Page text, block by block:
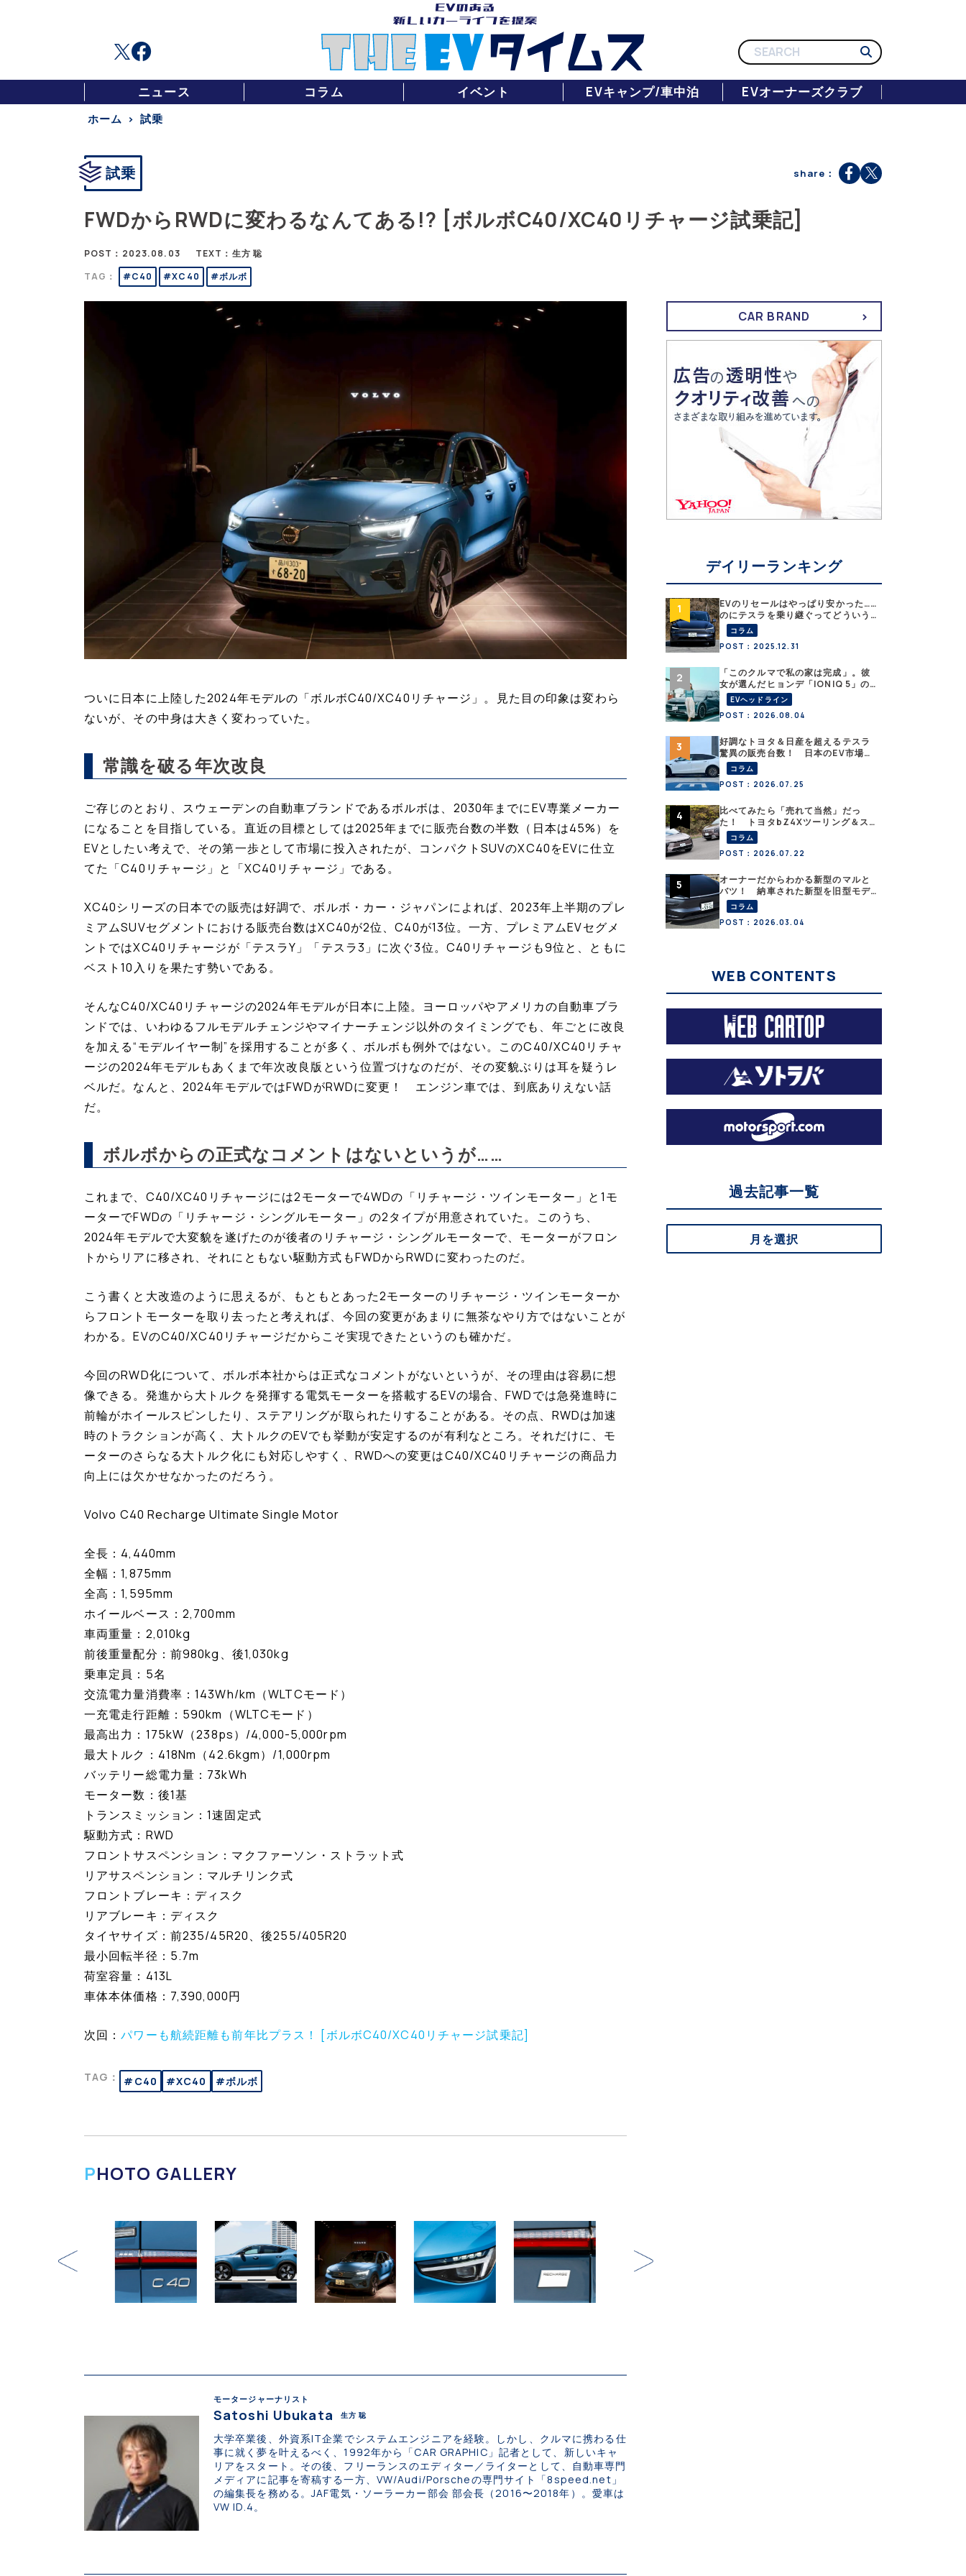
ニュース コラム イベント EVキャンプ/車中泊 EVオーナーズクラブ
ホーム 試乗
試乗 share：
FWDからRWDに変わるなんてある!? [ボルボC40/XC40リチャージ試乗記]
POST：2023.08.03
TEXT：生方 聡
TAG：
#C40 #XC40 #ボルボ
ついに日本に上陸した2024年モデルの「ボルボC40/XC40リチャージ」。見た目の印象は変わら
ないが、その中身は大きく変わっていた。
常識を破る年次改良
ご存じのとおり、スウェーデンの自動車ブランドであるボルボは、2030年までにEV専業メーカー
になることを目指している。直近の目標としては2025年までに販売台数の半数（日本は45%）を
EVとしたい考えで、その第一歩として市場に投入されたが、コンパクトSUVのXC40をEVに仕立
てた「C40リチャージ」と「XC40リチャージ」である。
XC40シリーズの日本での販売は好調で、ボルボ・カー・ジャパンによれば、2023年上半期のプレ
ミアムSUVセグメントにおける販売台数はXC40が2位、C40が13位。一方、プレミアムEVセグメ
ントではXC40リチャージが「テスラY」「テスラ3」に次ぐ3位。C40リチャージも9位と、ともに
ベスト10入りを果たす勢いである。
そんなC40/XC40リチャージの2024年モデルが日本に上陸。ヨーロッパやアメリカの自動車ブラ
ンドでは、いわゆるフルモデルチェンジやマイナーチェンジ以外のタイミングでも、年ごとに改良
を加える“モデルイヤー制”を採用することが多く、ボルボも例外ではない。このC40/XC40リチャ
ージの2024年モデルもあくまで年次改良版という位置づけなのだが、その変貌ぶりは耳を疑うレ
ベルだ。なんと、2024年モデルではFWDがRWDに変更！ エンジン車では、到底ありえない話
だ。
ボルボからの正式なコメントはないというが……
これまで、C40/XC40リチャージには2モーターで4WDの「リチャージ・ツインモーター」と1モ
ーターでFWDの「リチャージ・シングルモーター」の2タイプが用意されていた。このうち、
2024年モデルで大変貌を遂げたのが後者のリチャージ・シングルモーターで、モーターがフロン
トからリアに移され、それにともない駆動方式もFWDからRWDに変わったのだ。
こう書くと大改造のように思えるが、もともとあった2モーターのリチャージ・ツインモーターか
らフロントモーターを取り去ったと考えれば、今回の変更があまりに無茶なやり方ではないことが
わかる。EVのC40/XC40リチャージだからこそ実現できたというのも確かだ。
今回のRWD化について、ボルボ本社からは正式なコメントがないというが、その理由は容易に想
像できる。発進から大トルクを発揮する電気モーターを搭載するEVの場合、FWDでは急発進時に
前輪がホイールスピンしたり、ステアリングが取られたりすることがある。その点、RWDは加速
時のトラクションが高く、大トルクのEVでも挙動が安定するのが有利なところ。それだけに、モ
ーターのさらなる大トルク化にも対応しやすく、RWDへの変更はC40/XC40リチャージの商品力
向上には欠かせなかったのだろう。
Volvo C40 Recharge Ultimate Single Motor
全長：4,440mm
全幅：1,875mm
全高：1,595mm
ホイールベース：2,700mm
車両重量：2,010kg
前後重量配分：前980kg、後1,030kg
乗車定員：5名
交流電力量消費率：143Wh/km（WLTCモード）
一充電走行距離：590km（WLTCモード）
最高出力：175kW（238ps）/4,000-5,000rpm
最大トルク：418Nm（42.6kgm）/1,000rpm
バッテリー総電力量：73kWh
モーター数：後1基
トランスミッション：1速固定式
駆動方式：RWD
フロントサスペンション：マクファーソン・ストラット式
リアサスペンション：マルチリンク式
フロントブレーキ：ディスク
リアブレーキ：ディスク
タイヤサイズ：前235/45R20、後255/405R20
最小回転半径：5.7m
荷室容量：413L
車体本体価格：7,390,000円
次回：パワーも航続距離も前年比プラス！ [ボルボC40/XC40リチャージ試乗記]
TAG： #C40 #XC40 #ボルボ
PHOTO GALLERY
モータージャーナリスト
Satoshi Ubukata 生方 聡
大学卒業後、外資系IT企業でシステムエンジニアを経験。しかし、クルマに携わる仕
事に就く夢を叶えるべく、1992年から「CAR GRAPHIC」記者として、新しいキャ
リアをスタート。その後、フリーランスのエディター／ライターとして、自動車専門
メディアに記事を寄稿する一方、VW/Audi/Porscheの専門サイト「8speed.net」
の編集長を務める。JAF電気・ソーラーカー部会 部会長（2016〜2018年）。愛車は
VW ID.4。
CAR BRAND
デイリーランキング
EVのリセールはやっぱり安かった……
のにテスラを乗り継ぐってどういう
こと？ 【テスラ沼にはまった大学
教授のEV生活・その１】
コラム
POST：2025.12.31
「このクルマで私の家は完成」。彼
女が選んだヒョンデ「IONIQ 5」の
「エネルギーハック」な生活【なな
みんEVレポート その１】
EVヘッドライン
POST：2026.08.04
好調なトヨタ＆日産を超えるテスラ
驚異の販売台数！ 日本のEV市場は
ますます拡大
コラム
POST：2026.07.25
比べてみたら「売れて当然」だっ
た！ トヨタbZ4Xツーリング＆ス
バル・トレイルシーカーが販売絶好
調なワケ
コラム
POST：2026.07.22
オーナーだからわかる新型のマルと
バツ！ 納車された新型を旧型モデ
ルＹと細部まで比べてみた【テスラ
沼にはまった大学教授のEV生活・そ
の６】
コラム
POST：2026.03.04
WEB CONTENTS
過去記事一覧
月を選択